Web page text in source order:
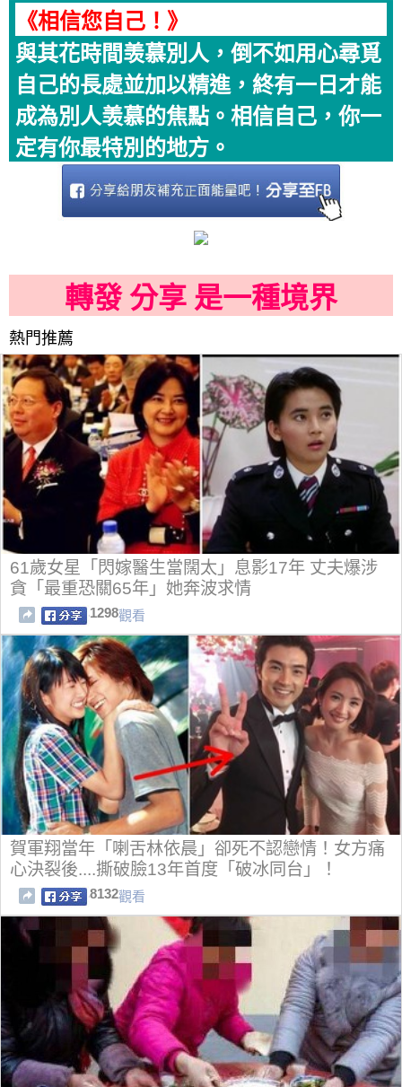
《相信您自己！》
與其花時間羡慕別人，倒不如用心尋覓
自己的長處並加以精進，終有一日才能
成為別人羡慕的焦點。相信自己，你一
定有你最特別的地方。
轉發 分享 是一種境界
熱門推薦
61歲女星「閃嫁醫生當闊太」息影17年 丈夫爆涉
貪「最重恐關65年」她奔波求情
1298觀看
賀軍翔當年「喇舌林依晨」卻死不認戀情！女方痛
心決裂後....撕破臉13年首度「破冰同台」！
8132觀看